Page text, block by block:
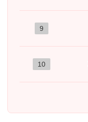
9
10